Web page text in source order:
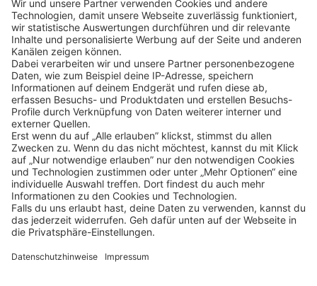
Klickehier, um alle offenen Jobs zu sehen.
Impressum Datenschutz
Privatsphäre-Einstellungen
FAQ
Veranstaltungen
Sitemap